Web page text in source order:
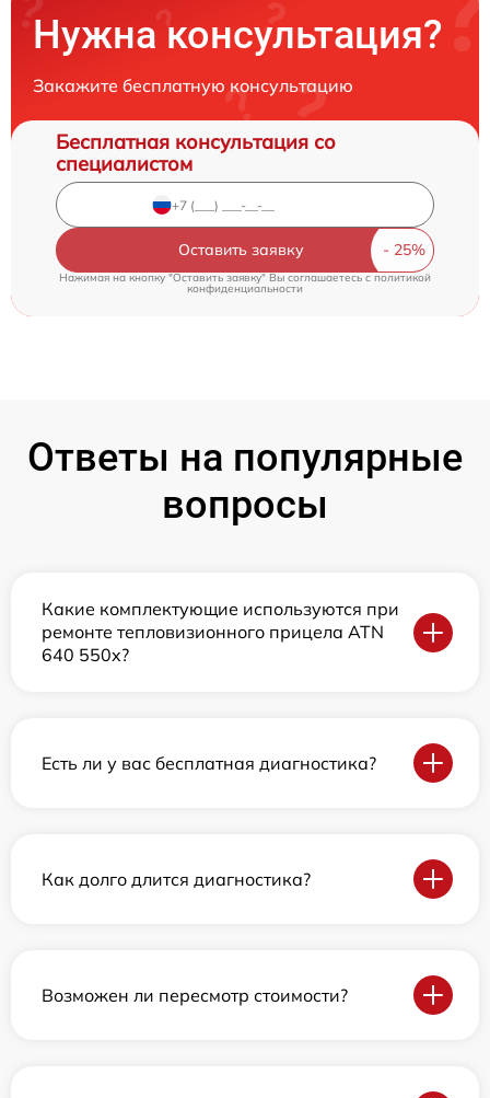
Нужна консультация?
Закажите бесплатную консультацию
Бесплатная консультация со
специалистом
Оставить заявку
Нажимая на кнопку "Оставить заявку" Вы соглашаетесь cполитикой
конфиденциальности
Ответы на популярные
вопросы
Какие комплектующие используются при
ремонте тепловизионного прицела ATN
640 550x?
Есть ли у вас бесплатная диагностика?
Как долго длится диагностика?
Возможен ли пересмотр стоимости?